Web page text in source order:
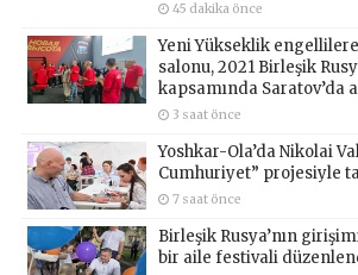
45 dakika önce
Yeni Yükseklik
salonu, 2021 Birleşik
kapsamında Saratov’da
3 saat önce
Yoshkar-Ola’da Nikolai
Cumhuriyet” projesiyle
7 saat önce
Birleşik Rusya’nın
bir aile festivali